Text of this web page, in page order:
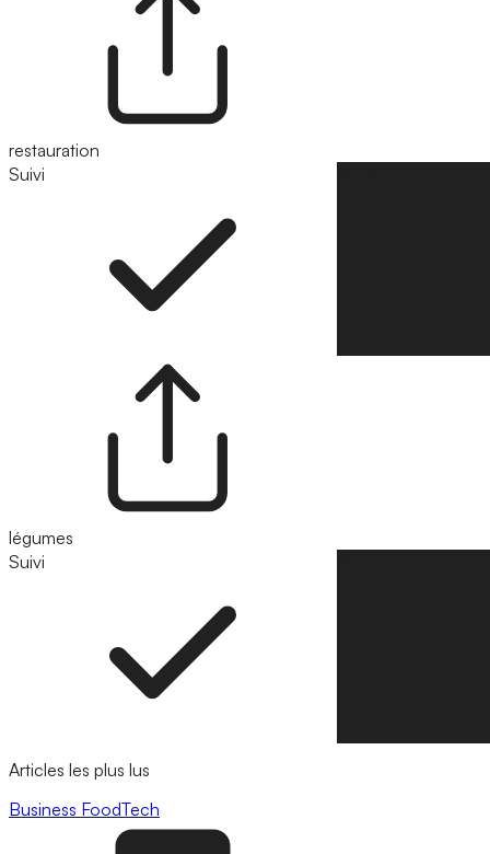
restauration
Suivi
légumes
Suivi
Articles les plus lus
Business FoodTech